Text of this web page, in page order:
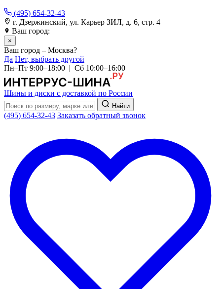
(495) 654-32-43
г. Дзержинский, ул. Карьер ЗИЛ, д. 6, стр. 4
Ваш город:
×
Ваш город – Москва?
Да Нет, выбрать другой
Пн–Пт 9:00–18:00 | Сб 10:00–16:00
Шины и диски с доставкой по России
Найти
(495) 654-32-43 Заказать обратный звонок